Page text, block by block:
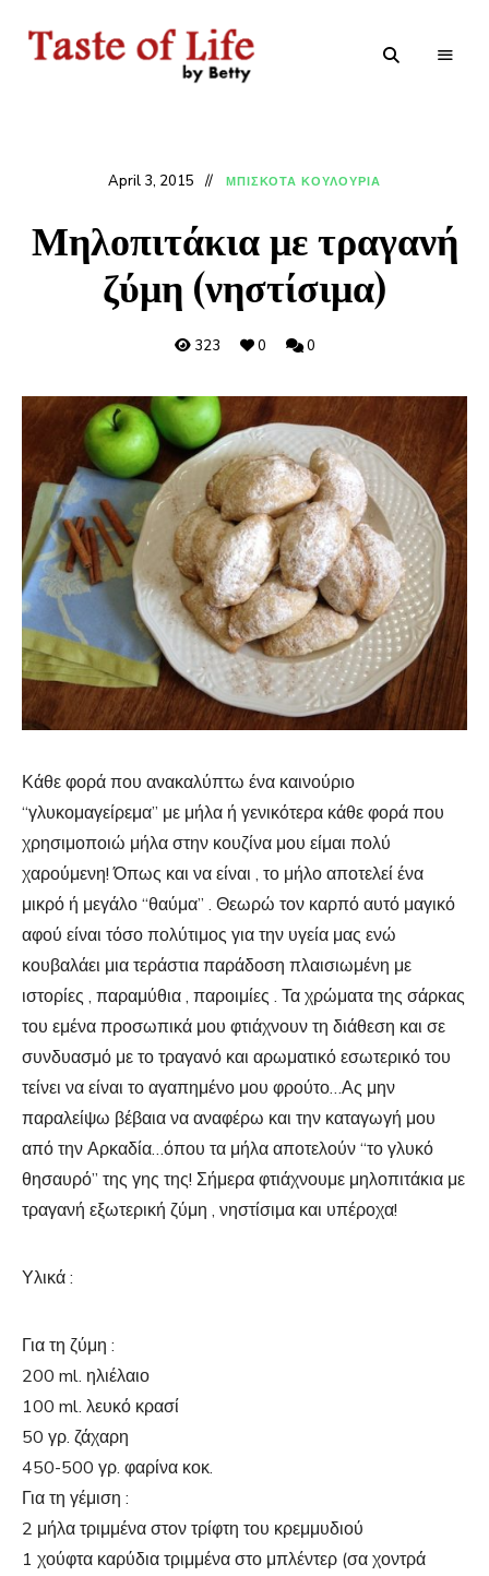
April 3, 2015 ΜΠΙΣΚΟΤΑ ΚΟΥΛΟΥΡΙΑ
Μηλοπιτάκια με τραγανή
ζύμη (νηστίσιμα)
323 0 0
Κάθε φορά που ανακαλύπτω ένα καινούριο
“γλυκομαγείρεμα” με μήλα ή γενικότερα κάθε φορά που
χρησιμοποιώ μήλα στην κουζίνα μου είμαι πολύ
χαρούμενη! Όπως και να είναι , το μήλο αποτελεί ένα
μικρό ή μεγάλο “θαύμα” . Θεωρώ τον καρπό αυτό μαγικό
αφού είναι τόσο πολύτιμος για την υγεία μας ενώ
κουβαλάει μια τεράστια παράδοση πλαισιωμένη με
ιστορίες , παραμύθια , παροιμίες . Τα χρώματα της σάρκας
του εμένα προσωπικά μου φτιάχνουν τη διάθεση και σε
συνδυασμό με το τραγανό και αρωματικό εσωτερικό του
τείνει να είναι το αγαπημένο μου φρούτο…Ας μην
παραλείψω βέβαια να αναφέρω και την καταγωγή μου
από την Αρκαδία…όπου τα μήλα αποτελούν “το γλυκό
θησαυρό” της γης της! Σήμερα φτιάχνουμε μηλοπιτάκια με
τραγανή εξωτερική ζύμη , νηστίσιμα και υπέροχα!
Υλικά :
Για τη ζύμη :
200 ml. ηλιέλαιο
100 ml. λευκό κρασί
50 γρ. ζάχαρη
450-500 γρ. φαρίνα κοκ.
Για τη γέμιση :
2 μήλα τριμμένα στον τρίφτη του κρεμμυδιού
1 χούφτα καρύδια τριμμένα στο μπλέντερ (σα χοντρά